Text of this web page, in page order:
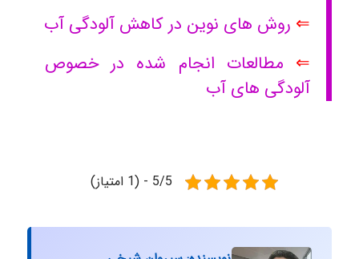
⇐ روش های نوین در کاهش آلودگی آب
⇐ مطالعات انجام شده در خصوص
آلودگی های آب
5/5 - (1 امتیاز)